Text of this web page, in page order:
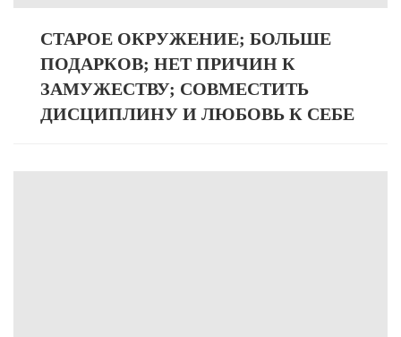
СТАРОЕ ОКРУЖЕНИЕ; БОЛЬШЕ
ПОДАРКОВ; НЕТ ПРИЧИН К
ЗАМУЖЕСТВУ; СОВМЕСТИТЬ
ДИСЦИПЛИНУ И ЛЮБОВЬ К СЕБЕ